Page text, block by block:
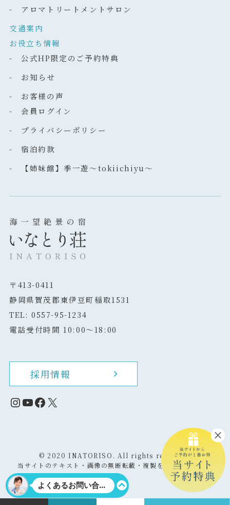
- アロマトリートメントサロン
交通案内
お役立ち情報
- 公式HP限定のご予約特典
- お知らせ
- お客様の声
- 会員ログイン
- プライバシーポリシー
- 宿泊約款
- 【姉妹館】季一遊～tokiichiyu～
〒413-0411
静岡県賀茂郡東伊豆町稲取1531
TEL: 0557-95-1234
電話受付時間 10:00～18:00
採用情報
Instagram
YouTube
Facebook
X
© 2020 INATORISO. All rights reserved.
当サイトのテキスト・画像の無断転載・複製を固く禁じます。